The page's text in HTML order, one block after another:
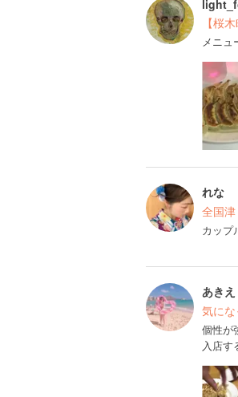
【桜
メニュ
れな
全国
カップ
あきえ
気に
個性が
入店す